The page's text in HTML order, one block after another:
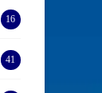
16
41